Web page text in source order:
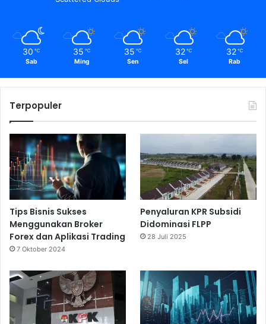
30 ℃
Sab
35 ℃
Ming
35 ℃
Sen
32 ℃
Sel
32 ℃
Rab
Terpopuler
Tips Bisnis Sukses
Menggunakan Broker
Forex dan Aplikasi Trading
7 Oktober 2024
Penyaluran KPR Subsidi
Didominasi FLPP
28 Juli 2025